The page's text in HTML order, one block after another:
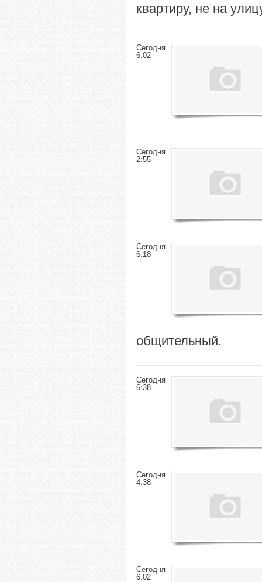
квартиру, не на
Сегодня
6:02
Сегодня
2:55
Сегодня
6:18
общительный.
Сегодня
6:38
Сегодня
4:38
Сегодня
6:02